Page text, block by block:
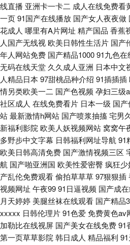
线直播 亚洲卡一卡二 成人在线免费看
一页91国产在线播放 国产女人夜夜做
花成人 哪里有A片网址 精产国品 香蕉
人国产无线视 欧美日韩性生活片 国产
年人网站免费 国产精品100091九色在
无码在线天堂 久久成人亚洲 日本中文
人精品日本 97甜桃品种介绍 91插插插
情另类欧美一二 国产色视频 孕妇三级
社区成人 在线免费看片 日本一级 国
站最新激情h网站 国产喷浆抽搐宅男
新福利影院 欧美人妖视频网站 窝窝午
多野步中文字幕 日韩福利网址导航 91
欧美日韩高清免费 国产激情视频三区
航 国产啪亚洲国 欧美性爱密臀疯狂少
产乱伦免费观看偷拍草草草97狠狠插
视频网址 午夜9991日逼视频 国产成
月天婷婷 美腿丝袜在线观看 国产精品
xxxxx 日韩伦理片91色爱免费黄色av
加勒比在线视屏 国产美女在线免费91
第一页草草影院 韩日成人 精品福利